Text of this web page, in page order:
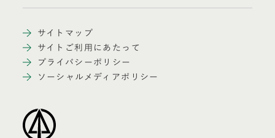
サイトマップ
サイトご利用にあたって
プライバシーポリシー
ソーシャルメディアポリシー